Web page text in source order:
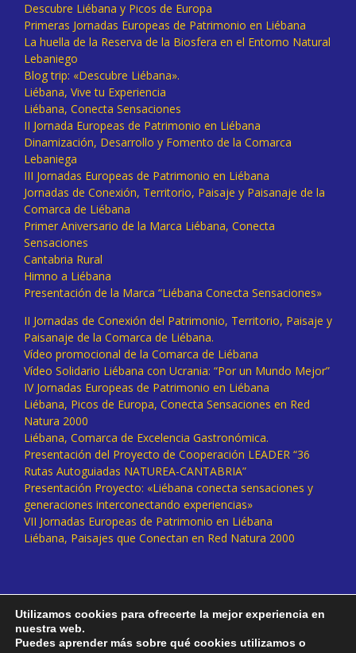
Descubre Liébana y Picos de Europa
Primeras Jornadas Europeas de Patrimonio en Liébana
La huella de la Reserva de la Biosfera en el Entorno Natural
Lebaniego
Blog trip: «Descubre Liébana».
Liébana, Vive tu Experiencia
Liébana, Conecta Sensaciones
II Jornada Europeas de Patrimonio en Liébana
Dinamización, Desarrollo y Fomento de la Comarca
Lebaniega
III Jornadas Europeas de Patrimonio en Liébana
Jornadas de Conexión, Territorio, Paisaje y Paisanaje de la
Comarca de Liébana
Primer Aniversario de la Marca Liébana, Conecta
Sensaciones
Cantabria Rural
Himno a Liébana
Presentación de la Marca “Liébana Conecta Sensaciones»
II Jornadas de Conexión del Patrimonio, Territorio, Paisaje y
Paisanaje de la Comarca de Liébana.
Vídeo promocional de la Comarca de Liébana
Vídeo Solidario Liébana con Ucrania: “Por un Mundo Mejor”
IV Jornadas Europeas de Patrimonio en Liébana
Liébana, Picos de Europa, Conecta Sensaciones en Red
Natura 2000
Liébana, Comarca de Excelencia Gastronómica.
Presentación del Proyecto de Cooperación LEADER “36
Rutas Autoguiadas NATUREA-CANTABRIA”
Presentación Proyecto: «Liébana conecta sensaciones y
generaciones interconectando experiencias»
VII Jornadas Europeas de Patrimonio en Liébana
Liébana, Paisajes que Conectan en Red Natura 2000
Utilizamos cookies para ofrecerte la mejor experiencia en
nuestra web.
Puedes aprender más sobre qué cookies utilizamos o